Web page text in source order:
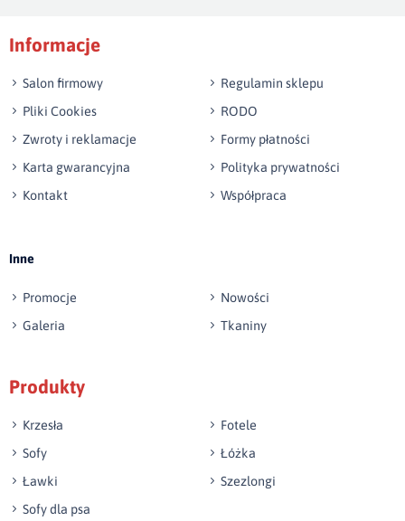
Wyślij opinię
Informacje
Salon firmowy
Regulamin sklepu
Pliki Cookies
RODO
Zwroty i reklamacje
Formy płatności
Karta gwarancyjna
Polityka prywatności
Kontakt
Współpraca
Inne
Promocje
Nowości
Galeria
Tkaniny
Produkty
Krzesła
Fotele
Sofy
Łóżka
Ławki
Szezlongi
Sofy dla psa